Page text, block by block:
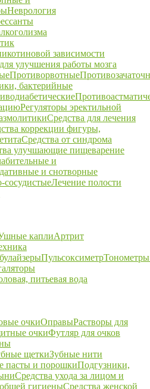
Неврология
зависимости
улучшения работы мозга
Противорвотные
бактерийные
Регуляторы эректильной
Средства для лечения
коррекции фигуры,
Средства от синдрома
улучшающие пищеварение
и
и снотворные
сосудистыеЛечение полости
каплиАртрит
ПульсоксиметрТонометры
питьевая вода
очкиОправыРастворы для
очкиФутляр для очков
щеткиЗубные нити
пасты и порошкиПодгузники,
Средства ухода за лицом и
гигиеныСредства женской